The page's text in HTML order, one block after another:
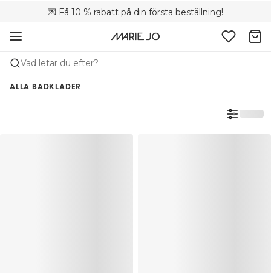
💌 Få 10 % rabatt på din första beställning!
🚚 Fri leverans vid köp över 699 SEK
📦 Kostnadsfria returer
Vad letar du efter?
ALLA BADKLÄDER